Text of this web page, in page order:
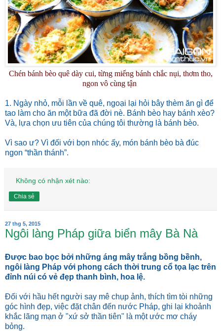
Chén bánh bèo quê dày cui, từng miếng bánh chắc nụi, thơm tho,
ngon vô cùng tận
1. Ngày nhỏ, mỗi lần về quê, ngoại lại hỏi bây thèm ăn gì để
tao làm cho ăn một bữa đã đời nè. Bánh bèo hay bánh xèo?
Và, lựa chọn ưu tiên của chúng tôi thường là bánh bèo.
Vì sao ư? Vì đối với bọn nhóc ấy, món bánh bèo bà đúc
ngon “thần thánh”.
Không có nhận xét nào:
Chia sẻ
27 thg 5, 2015
Ngôi làng Pháp giữa biển mây Bà Nà
Được bao bọc bởi những áng mây trắng bồng bềnh,
ngôi làng Pháp với phong cách thời trung cổ tọa lạc trên
đỉnh núi có vẻ đẹp thanh bình, hoa lệ.
Đối với hầu hết người say mê chụp ảnh, thích tìm tòi những
góc hình đẹp, việc đặt chân đến nước Pháp, ghi lại khoảnh
khắc lãng mạn ở "xứ sở thần tiên" là một ước mơ cháy
bỏng.